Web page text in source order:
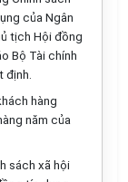
của Ngân
tịch Hội đồng
Bộ Tài chính
định.
hàng
năm của
sách xã hội